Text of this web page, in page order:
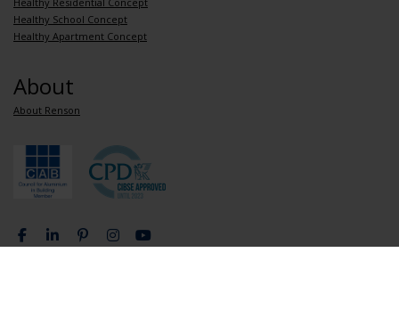
Healthy School Concept
Healthy Apartment Concept
About
About Renson